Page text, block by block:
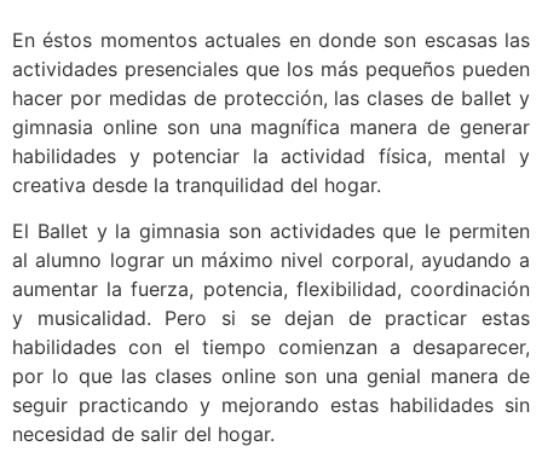
En éstos momentos actuales en donde son escasas las
actividades presenciales que los más pequeños pueden
hacer por medidas de protección, las clases de ballet y
gimnasia online son una magnífica manera de generar
habilidades y potenciar la actividad física, mental y
creativa desde la tranquilidad del hogar.
El Ballet y la gimnasia son actividades que le permiten
al alumno lograr un máximo nivel corporal, ayudando a
aumentar la fuerza, potencia, flexibilidad, coordinación
y musicalidad. Pero si se dejan de practicar estas
habilidades con el tiempo comienzan a desaparecer,
por lo que las clases online son una genial manera de
seguir practicando y mejorando estas habilidades sin
necesidad de salir del hogar.